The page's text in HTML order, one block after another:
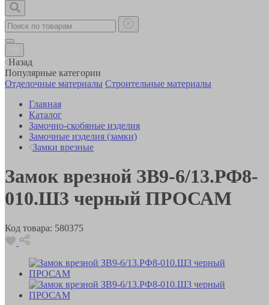
Назад
Популярные категории
Отделочные материалы Строительные материалы
Главная
Каталог
Замочно-скобяные изделия
Замочные изделия (замки)
Замки врезные
Замок врезной ЗВ9-6/13.РФ8-
010.Ш3 черный ПРОСАМ
Код товара: 580375